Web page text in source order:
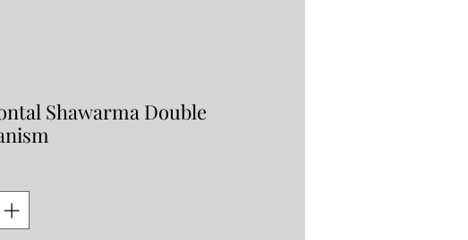
Shawarma Double